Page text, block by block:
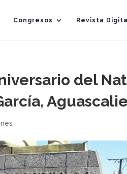
Congresos Revista
del